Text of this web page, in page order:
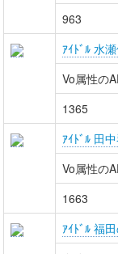
963
ｱｲﾄﾞﾙ 水
Vo属性の
1365
ｱｲﾄﾞﾙ 田
Vo属性の
1663
ｱｲﾄﾞﾙ 福